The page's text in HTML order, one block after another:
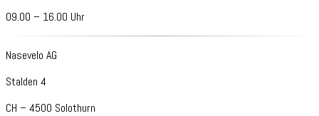
09.00 – 16.00 Uhr
Nasevelo AG
Stalden 4
CH – 4500 Solothurn